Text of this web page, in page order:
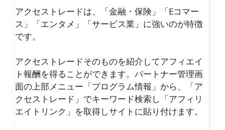
アクセストレードは、「金融・保険」「Eコマー
ス」「エンタメ」「サービス業」に強いのが特徴
です。
アクセストレードそのものを紹介してアフィエイ
ト報酬を得ることができます。パートナー管理画
面の上部メニュー「プログラム情報」から、「ア
クセストレード」でキーワード検索し「アフィリ
エイトリンク」を取得しサイトに貼り付けます。